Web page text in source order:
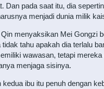
Dan pada saat itu, dia
menjadi dunia milik
menyaksikan Mei Gongzi
tahu apakah dia terlalu
wawasan, tetapi mereka
menjaga sisinya.
kedua ibu itu penuh dengan